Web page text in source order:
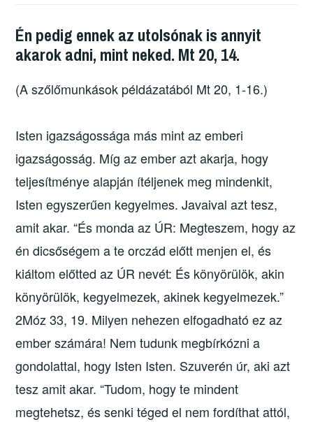
e
b
o
o
d
n
a
m
g
Én pedig ennek az utolsónak is annyit
akarok adni, mint neked. Mt 20, 14.
(A szőlőmunkások példázatából Mt 20, 1-16.)
Isten igazságossága más mint az emberi
igazságosság. Míg az ember azt akarja, hogy
teljesítménye alapján ítéljenek meg mindenkit,
Isten egyszerűen kegyelmes. Javaival azt tesz,
amit akar. “És monda az ÚR: Megteszem, hogy az
én dicsőségem a te orczád előtt menjen el, és
kiáltom előtted az ÚR nevét: És könyörülök, akin
könyörülök, kegyelmezek, akinek kegyelmezek.”
2Móz 33, 19. Milyen nehezen elfogadható ez az
ember számára! Nem tudunk megbírkózni a
gondolattal, hogy Isten Isten. Szuverén úr, aki azt
tesz amit akar. “Tudom, hogy te mindent
megtehetsz, és senki téged el nem fordíthat attól,